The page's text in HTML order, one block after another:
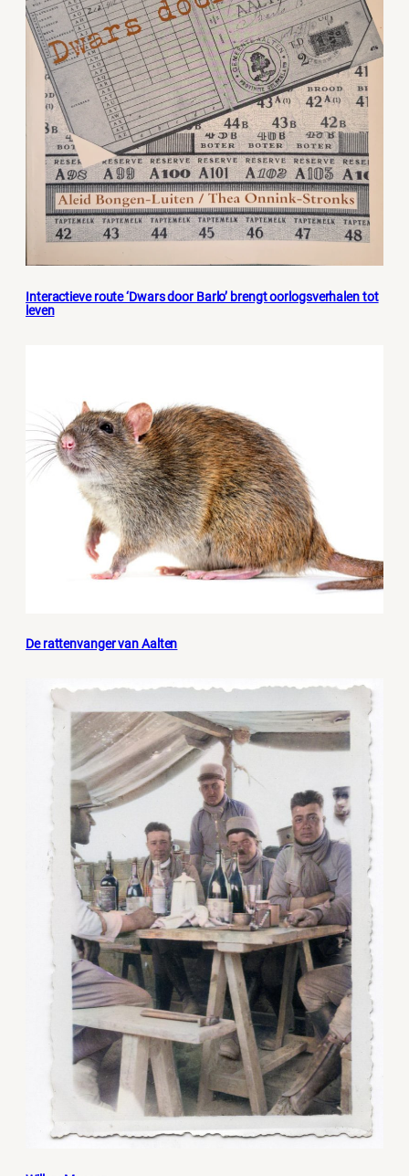
Interactieve route ‘Dwars door Barlo’ brengt oorlogsverhalen tot
leven
De rattenvanger van Aalten